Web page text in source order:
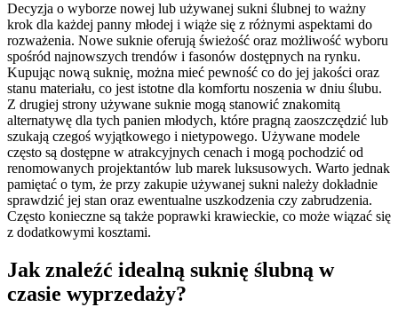
Decyzja o wyborze nowej lub używanej sukni ślubnej to ważny
krok dla każdej panny młodej i wiąże się z różnymi aspektami do
rozważenia. Nowe suknie oferują świeżość oraz możliwość wyboru
spośród najnowszych trendów i fasonów dostępnych na rynku.
Kupując nową suknię, można mieć pewność co do jej jakości oraz
stanu materiału, co jest istotne dla komfortu noszenia w dniu ślubu.
Z drugiej strony używane suknie mogą stanowić znakomitą
alternatywę dla tych panien młodych, które pragną zaoszczędzić lub
szukają czegoś wyjątkowego i nietypowego. Używane modele
często są dostępne w atrakcyjnych cenach i mogą pochodzić od
renomowanych projektantów lub marek luksusowych. Warto jednak
pamiętać o tym, że przy zakupie używanej sukni należy dokładnie
sprawdzić jej stan oraz ewentualne uszkodzenia czy zabrudzenia.
Często konieczne są także poprawki krawieckie, co może wiązać się
z dodatkowymi kosztami.
Jak znaleźć idealną suknię ślubną w
czasie wyprzedaży?